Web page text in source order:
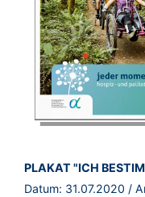
BROSCHÜRE:
PLAKAT "ICH
Datum: 31.07.2020 /